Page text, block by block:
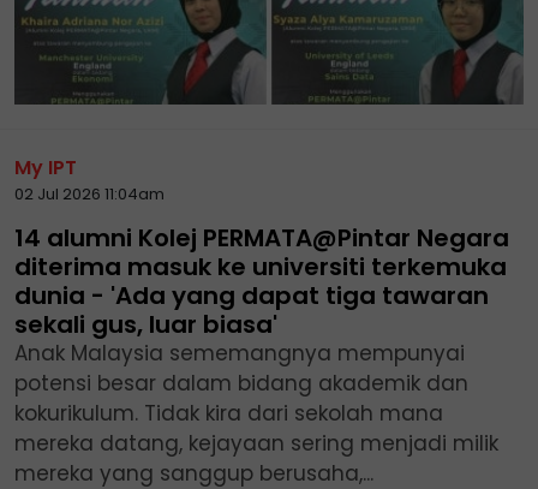
My IPT
02 Jul 2026 11:04am
14 alumni Kolej PERMATA@Pintar Negara
diterima masuk ke universiti terkemuka
dunia - 'Ada yang dapat tiga tawaran
sekali gus, luar biasa'
Anak Malaysia sememangnya mempunyai
potensi besar dalam bidang akademik dan
kokurikulum. Tidak kira dari sekolah mana
mereka datang, kejayaan sering menjadi milik
mereka yang sanggup berusaha,...